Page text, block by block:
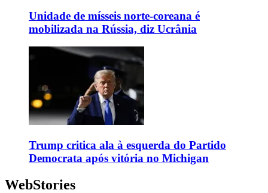
Unidade de mísseis norte-coreana é
mobilizada na Rússia, diz Ucrânia
Trump critica ala à esquerda do Partido
Democrata após vitória no Michigan
WebStories